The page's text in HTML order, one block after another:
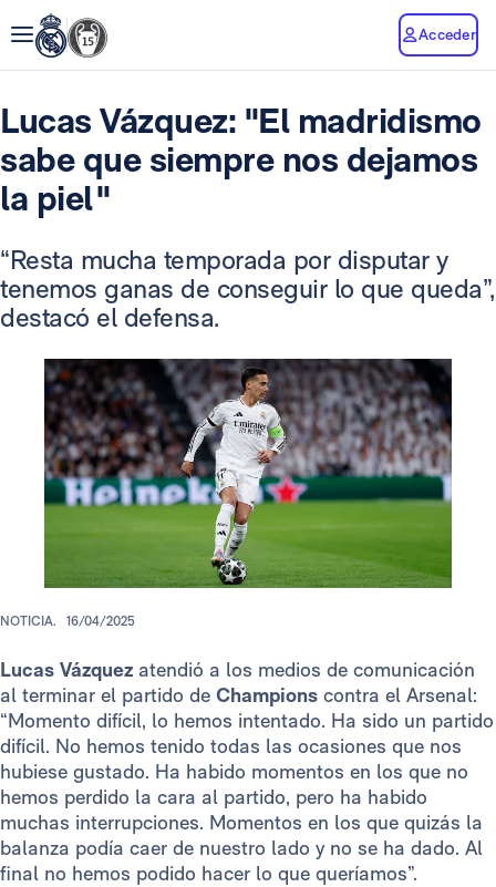
Acceder
Lucas Vázquez: "El madridismo
sabe que siempre nos dejamos
la piel"
“Resta mucha temporada por disputar y
tenemos ganas de conseguir lo que queda”,
destacó el defensa.
NOTICIA. 16/04/2025
Lucas Vázquez atendió a los medios de comunicación
al terminar el partido de Champions contra el Arsenal:
“Momento difícil, lo hemos intentado. Ha sido un partido
difícil. No hemos tenido todas las ocasiones que nos
hubiese gustado. Ha habido momentos en los que no
hemos perdido la cara al partido, pero ha habido
muchas interrupciones. Momentos en los que quizás la
balanza podía caer de nuestro lado y no se ha dado. Al
final no hemos podido hacer lo que queríamos”.